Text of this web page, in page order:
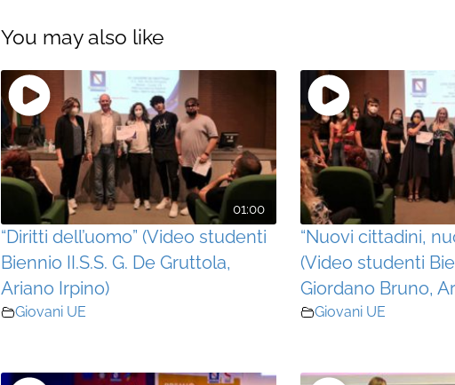
You may also like
01:00
“Diritti dell’uomo” (Video studenti
Biennio II.S.S. G. De Gruttola,
Ariano Irpino)
Giovani UE
“Nuovi cittadini,
(Video studenti
Giordano Bruno,
Giovani UE